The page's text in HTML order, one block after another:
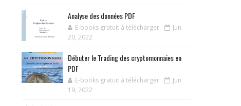
Analyse des données PDF
E-books gratuit à télécharger
Jun
20, 2022
Débuter le Trading des cryptomonnaies en
PDF
E-books gratuit à télécharger
Jun
19, 2022